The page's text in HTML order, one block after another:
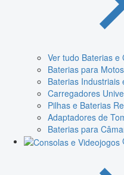
Ver tudo Baterias e
Baterias para Motos
Baterias Industriais
Carregadores
Pilhas e Baterias
Adaptadores de
Baterias para